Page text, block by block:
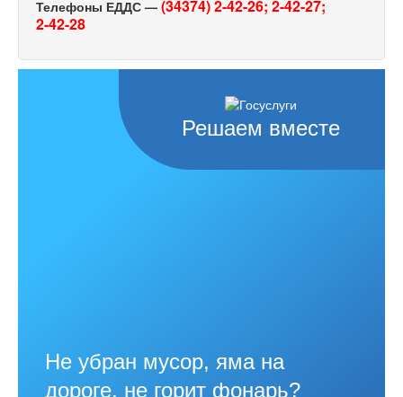
Телефоны ЕДДС — (34374) 2-42-26; 2-42-27;
2-42-28
Решаем вместе
Не убран мусор, яма на
дороге, не горит фонарь?